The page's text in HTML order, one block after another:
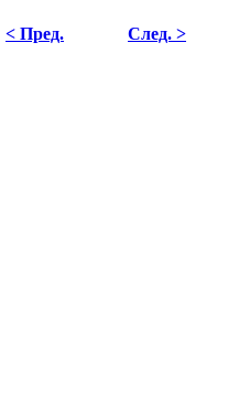
< Пред. След. >